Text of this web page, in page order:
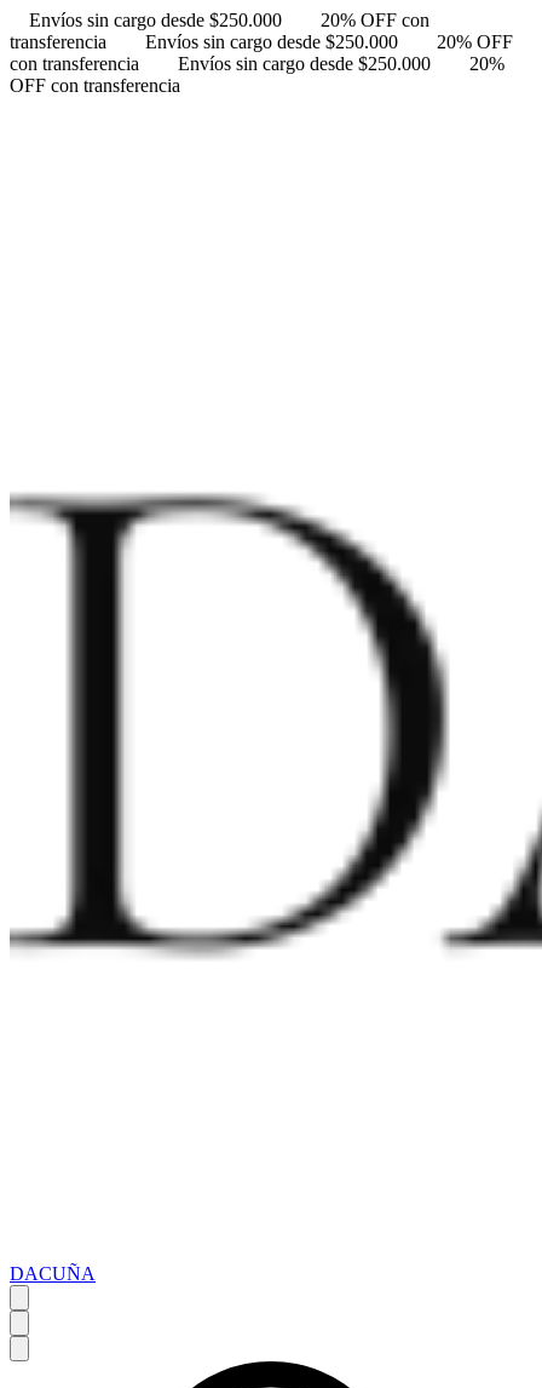
Envíos sin cargo desde $250.000
20% OFF con
transferencia
Envíos sin cargo desde $250.000
20% OFF
con transferencia
Envíos sin cargo desde $250.000
20%
OFF con transferencia
DACUÑA